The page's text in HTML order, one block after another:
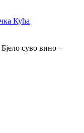
Бјело суво вино –